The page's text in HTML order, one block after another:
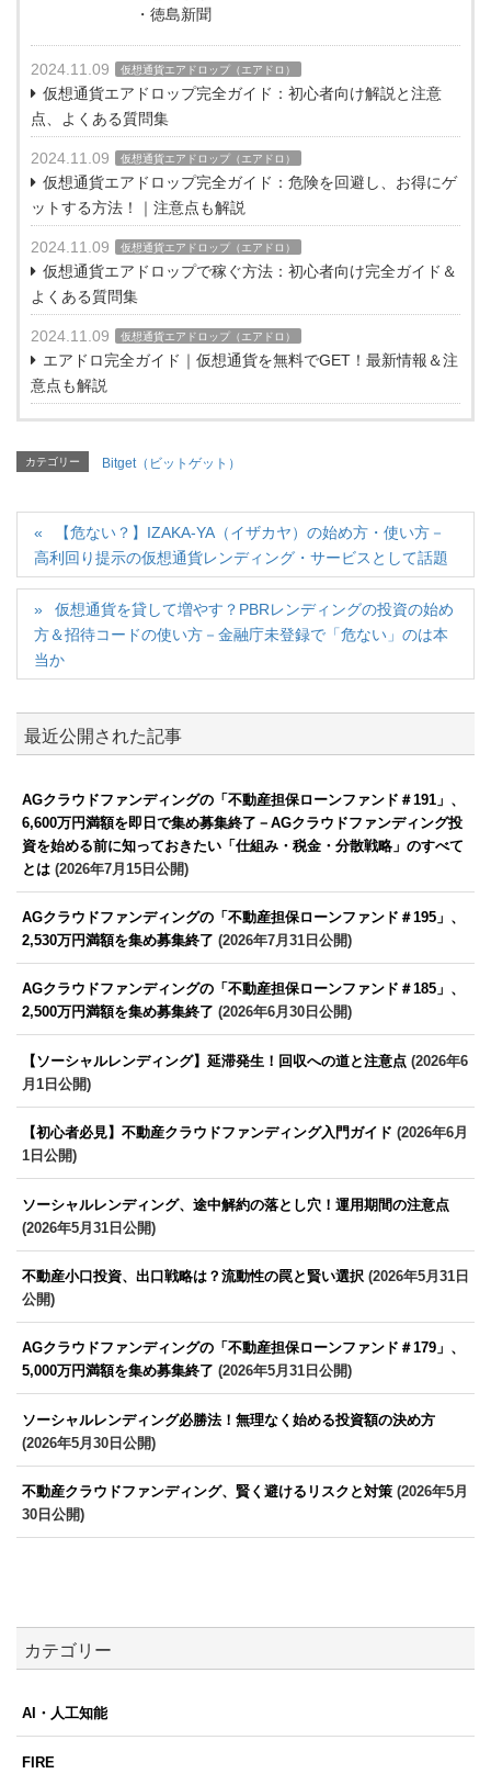
・徳島新聞
2024.11.09 仮想通貨エアドロップ（エアドロ）
仮想通貨エアドロップ完全ガイド：初心者向け解説と注意
点、よくある質問集
2024.11.09 仮想通貨エアドロップ（エアドロ）
仮想通貨エアドロップ完全ガイド：危険を回避し、お得にゲ
ットする方法！｜注意点も解説
2024.11.09 仮想通貨エアドロップ（エアドロ）
仮想通貨エアドロップで稼ぐ方法：初心者向け完全ガイド＆
よくある質問集
2024.11.09 仮想通貨エアドロップ（エアドロ）
エアドロ完全ガイド｜仮想通貨を無料でGET！最新情報＆注
意点も解説
カテゴリー Bitget（ビットゲット）
【危ない？】IZAKA-YA（イザカヤ）の始め方・使い方－
高利回り提示の仮想通貨レンディング・サービスとして話題
仮想通貨を貸して増やす？PBRレンディングの投資の始め
方＆招待コードの使い方－金融庁未登録で「危ない」のは本
当か
最近公開された記事
AGクラウドファンディングの「不動産担保ローンファンド＃191」、
6,600万円満額を即日で集め募集終了－AGクラウドファンディング投
資を始める前に知っておきたい「仕組み・税金・分散戦略」のすべて
とは (2026年7月15日公開)
AGクラウドファンディングの「不動産担保ローンファンド＃195」、
2,530万円満額を集め募集終了 (2026年7月31日公開)
AGクラウドファンディングの「不動産担保ローンファンド＃185」、
2,500万円満額を集め募集終了 (2026年6月30日公開)
【ソーシャルレンディング】延滞発生！回収への道と注意点 (2026年6
月1日公開)
【初心者必見】不動産クラウドファンディング入門ガイド (2026年6月
1日公開)
ソーシャルレンディング、途中解約の落とし穴！運用期間の注意点
(2026年5月31日公開)
不動産小口投資、出口戦略は？流動性の罠と賢い選択 (2026年5月31日
公開)
AGクラウドファンディングの「不動産担保ローンファンド＃179」、
5,000万円満額を集め募集終了 (2026年5月31日公開)
ソーシャルレンディング必勝法！無理なく始める投資額の決め方
(2026年5月30日公開)
不動産クラウドファンディング、賢く避けるリスクと対策 (2026年5月
30日公開)
カテゴリー
AI・人工知能
FIRE